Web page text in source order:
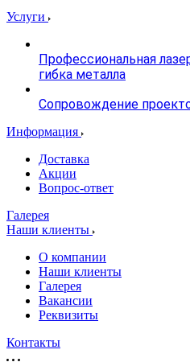
Услуги
Профессиональная
гибка металла
Сопровождение
Информация
Доставка
Акции
Вопрос-ответ
Галерея
Наши клиенты
О компании
Наши клиенты
Галерея
Вакансии
Реквизиты
Контакты